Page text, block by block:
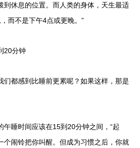
到休息的位置。而人类的身体，天生最适
而不是下午4点或更晚。”
20分钟
们都感到比睡前更累呢？如果这样，那是
午睡时间应该在15到20分钟之间，“起
个闹铃把你叫醒。但成为习惯之后，你就